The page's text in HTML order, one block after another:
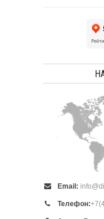
Email:
Телефон: